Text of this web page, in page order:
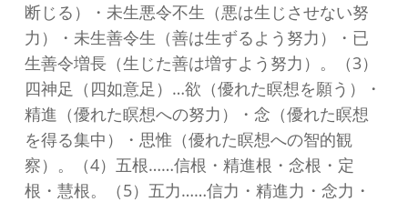
断じる）・未生悪令不生（悪は生じさせない努
力）・未生善令生（善は生ずるよう努力）・已
生善令増長（生じた善は増すよう努力）。（3）
四神足（四如意足）…欲（優れた瞑想を願う）・
精進（優れた瞑想への努力）・念（優れた瞑想
を得る集中）・思惟（優れた瞑想への智的観
察）。（4）五根……信根・精進根・念根・定
根・慧根。（5）五力……信力・精進力・念力・